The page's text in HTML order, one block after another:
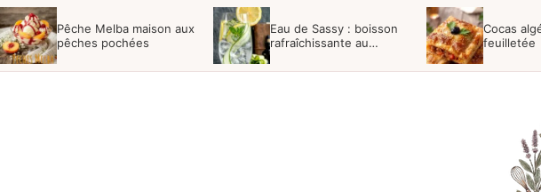
Aller
au
contenu
Pêche Melba maison aux
pêches pochées
Eau de Sassy : boisson
rafraîchissante au
Cocas
feuilletée